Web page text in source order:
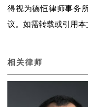
得视为德恒律师事务
议。如需转载或引用本
相关律师